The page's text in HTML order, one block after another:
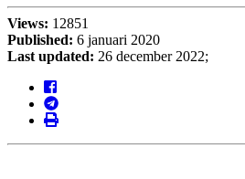
Views: 12851
Published: 6 januari 2020
Last updated: 26 december 2022;